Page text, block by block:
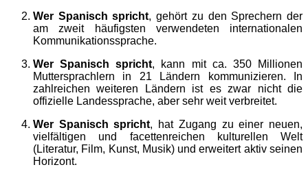
Wer Spanisch spricht, gehört zu den Sprechern der
am zweit häufigsten verwendeten internationalen
Kommunikationssprache.
Wer Spanisch spricht, kann mit ca. 350 Millionen
Muttersprachlern in 21 Ländern kommunizieren. In
zahlreichen weiteren Ländern ist es zwar nicht die
offizielle Landessprache, aber sehr weit verbreitet.
Wer Spanisch spricht, hat Zugang zu einer neuen,
vielfältigen und facettenreichen kulturellen Welt
(Literatur, Film, Kunst, Musik) und erweitert aktiv seinen
Horizont.